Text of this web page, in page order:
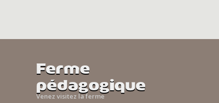
Ferme
pédagogique
Venez visitez la ferme